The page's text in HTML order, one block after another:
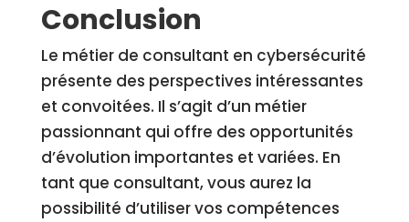
Conclusion
Le métier de consultant en cybersécurité
présente des perspectives intéressantes
et convoitées. Il s’agit d’un métier
passionnant qui offre des opportunités
d’évolution importantes et variées. En
tant que consultant, vous aurez la
possibilité d’utiliser vos compétences